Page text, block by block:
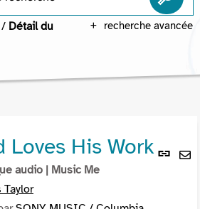
recherche avancée
/ Détail du
Lien
Loves His Work
audio | Music Me
Taylor